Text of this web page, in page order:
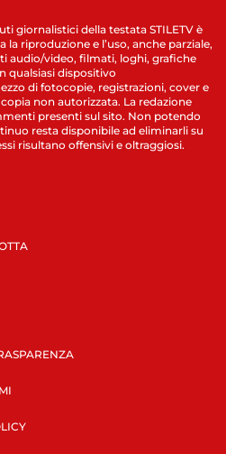
giornalistici della testata STILETV è
la riproduzione e l’uso, anche parziale,
audio/video, filmati, loghi, grafiche
qualsiasi dispositivo
di fotocopie, registrazioni, cover e
non autorizzata. La redazione
presenti sul sito. Non potendo
resta disponibile ad eliminarli su
risultano offensivi e oltraggiosi.